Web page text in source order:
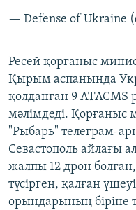
— Defense of Ukraine
Ресей қорғаныс
Қырым аспанында
қолданған 9 ATACMS
мәлімдеді. Қорғаныс
"Рыбарь" телеграм-
Севастополь айлағы
жалпы 12 дрон
түсірген, қалған
орындарының біріне